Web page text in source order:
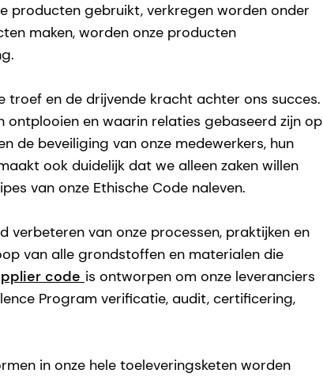
producten gebruikt, verkregen worden onder
maken, worden onze producten
troef en de drijvende kracht achter ons succes.
en waarin relaties gebaseerd zijn op
de beveiliging van onze medewerkers, hun
ook duidelijk dat we alleen zaken willen
van onze Ethische Code naleven.
van onze processen, praktijken en
van alle grondstoffen en materialen die
code is ontworpen om onze leveranciers
Program verificatie, audit, certificering,
in onze hele toeleveringsketen worden